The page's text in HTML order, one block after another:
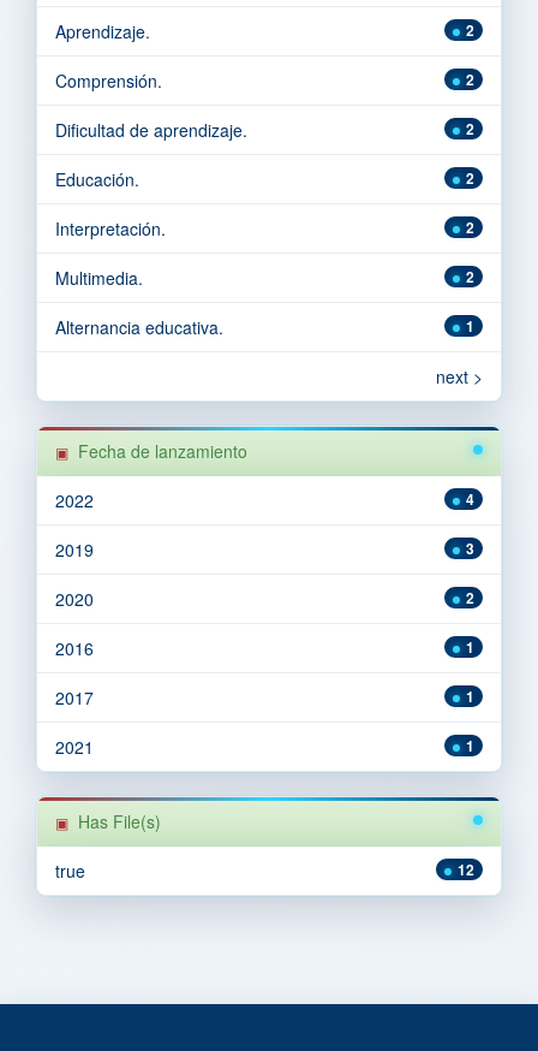
2
Aprendizaje.
2
Comprensión.
2
Dificultad de aprendizaje.
2
Educación.
2
Interpretación.
2
Multimedia.
1
Alternancia educativa.
next >
Fecha de lanzamiento
4
2022
3
2019
2
2020
1
2016
1
2017
1
2021
Has File(s)
12
true